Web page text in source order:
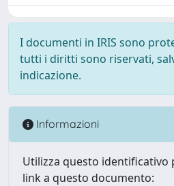
I documenti in IRIS sono
tutti i diritti sono riservati,
indicazione.
Informazioni
Utilizza questo identificativo
link a questo documento: